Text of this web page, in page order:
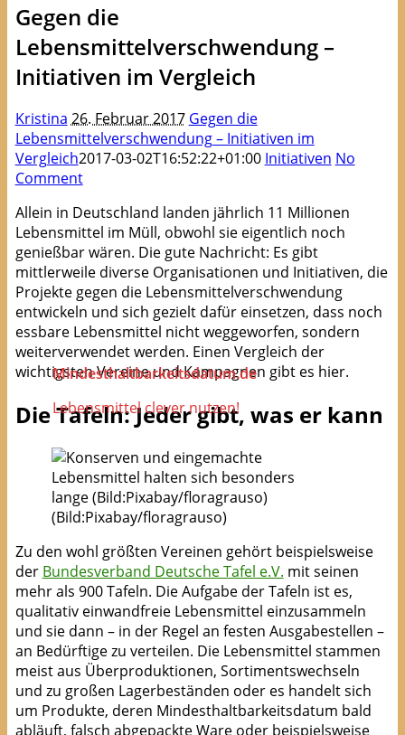
Mindesthaltbarkeitsdatum.de
Lebensmittel clever nutzen!
Gegen die
Lebensmittelverschwendung –
Initiativen im Vergleich
Kristina 26. Februar 2017 Gegen die
Lebensmittelverschwendung – Initiativen im
Vergleich2017-03-02T16:52:22+01:00 Initiativen No
Comment
Allein in Deutschland landen jährlich 11 Millionen
Lebensmittel im Müll, obwohl sie eigentlich noch
genießbar wären. Die gute Nachricht: Es gibt
mittlerweile diverse Organisationen und Initiativen, die
Projekte gegen die Lebensmittelverschwendung
entwickeln und sich gezielt dafür einsetzen, dass noch
essbare Lebensmittel nicht weggeworfen, sondern
weiterverwendet werden. Einen Vergleich der
wichtigsten Vereine und Kampagnen gibt es hier.
Die Tafeln: Jeder gibt, was er kann
(Bild:Pixabay/floragrauso)
Zu den wohl größten Vereinen gehört beispielsweise
der Bundesverband Deutsche Tafel e.V. mit seinen
mehr als 900 Tafeln. Die Aufgabe der Tafeln ist es,
qualitativ einwandfreie Lebensmittel einzusammeln
und sie dann – in der Regel an festen Ausgabestellen –
an Bedürftige zu verteilen. Die Lebensmittel stammen
meist aus Überproduktionen, Sortimentswechseln
und zu großen Lagerbeständen oder es handelt sich
um Produkte, deren Mindesthaltbarkeitsdatum bald
abläuft, falsch abgepackte Ware oder beispielsweise